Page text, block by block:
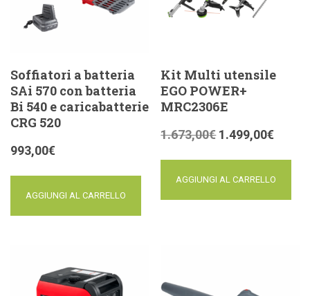
Soffiatori a batteria
SAi 570 con batteria
Bi 540 e caricabatterie
CRG 520
993,00€
AGGIUNGI AL CARRELLO
Kit Multi utensile
EGO POWER+
MRC2306E
1.673,00€ 1.499,00€
AGGIUNGI AL CARRELLO